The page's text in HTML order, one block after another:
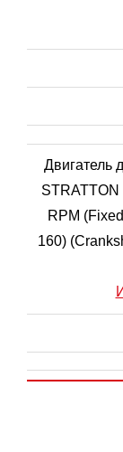
Двигатель
RPM
160)